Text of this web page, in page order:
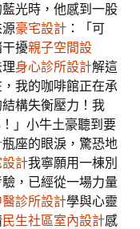
光時，他感到一股
豪宅設計 ：「可
擾親子空間設
身心診所設計解這
我的咖啡館正在承
構失衡壓力！我
」小牛土豪聽到要
瓶座的眼淚，驚恐地
計我寧願用一棟別
，已經從一場力量
醫診所設計學與心靈
民生社區室內設計感